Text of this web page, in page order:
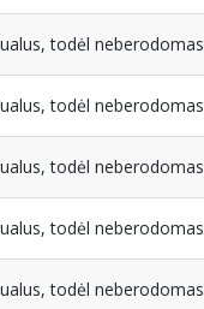
todėl neberodomas
todėl neberodomas
todėl neberodomas
todėl neberodomas
todėl neberodomas